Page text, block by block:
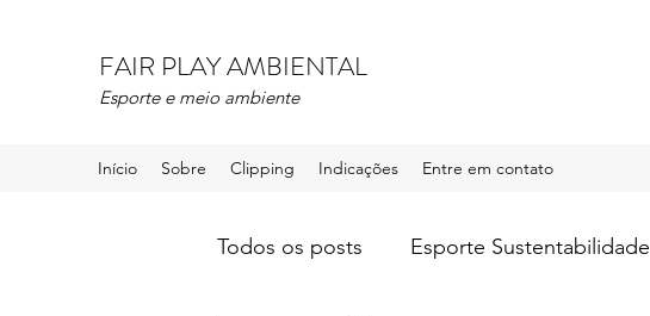
FAIR PLAY AMBIENTAL
Esporte e meio ambiente
Início Sobre Clipping Indicações Entre em contato
Todos os posts Esporte Sustentabilidade